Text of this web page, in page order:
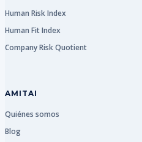
Human Risk Index
Human Fit Index
Company Risk Quotient
AMITAI
Quiénes somos
Blog